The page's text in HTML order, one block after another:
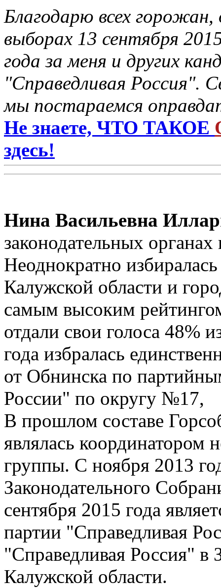
Благодарю всех
выборах 13 сентября
года за меня и других
"Справедливая Россия".
мы постараемся
Не знаете, ЧТО ТАКОЕ
здесь!
Нина Васильевна
законодательных органах
Неоднократно
Калужской области и
самым высоким
отдали свои голоса 48%
года избралась
от Обнинска по
России" по округу №17,
В прошлом составе
являлась координатором
группы. С ноября 2013
Законодательного
сентября 2015 года
партии "Справедливая
"Справедливая Россия" в
Калужской области.